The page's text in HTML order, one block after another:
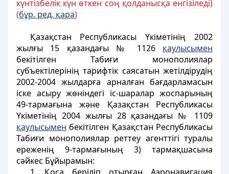
күнтізбелік күн өткен соң қолданысқа енгізіледі)
(бұр. ред. қара)
Қазақстан Республикасы Үкіметінің 2002
жылғы 15 қазандағы № 1126 қаулысымен
бекітілген Табиғи монополиялар
субъектілерінің тарифтік саясатын жетілдірудің
2002-2004 жылдарға арналған бағдарламасын
іске асыру жөніндегі іс-шаралар жоспарының
49-тармағына және Қазақстан Республикасы
Үкіметінің 2004 жылғы 28 қазандағы № 1109
қаулысымен бекітілген Қазақстан Республикасы
Табиғи монополиялар реттеу агенттігі туралы
ереженің 9-тармағының 3) тармақшасына
сәйкес Бұйырамын: